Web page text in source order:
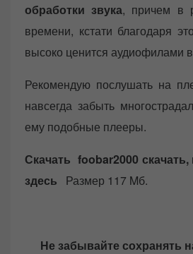
обработки звука, причем в
времени, кстати благодаря
высоко ценится аудиофилами
Рекомендую послушать на
навсегда забыть
ему подобные плееры.
Скачать foobar2000
здесь
Размер 117 Mб.
Не забывайте сохранять